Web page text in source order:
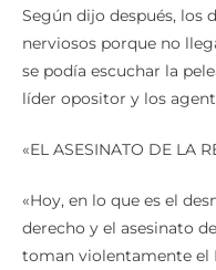
nerviosos porque no
se podía escuchar la
líder opositor y los
derecho y el asesinato
toman violentamente el
aseguró Guaidó minutos